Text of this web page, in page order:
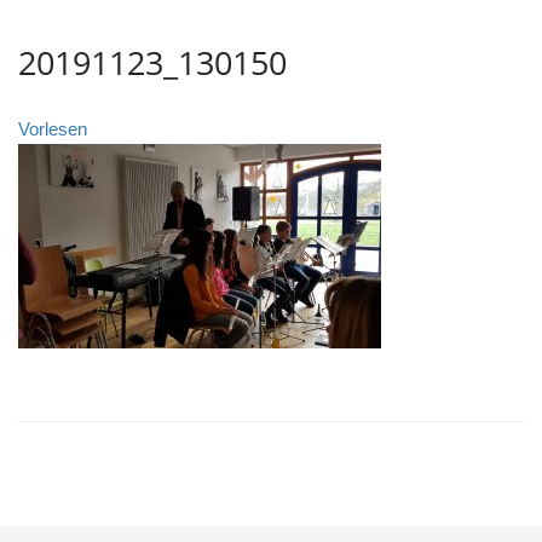
20191123_130150
Vorlesen